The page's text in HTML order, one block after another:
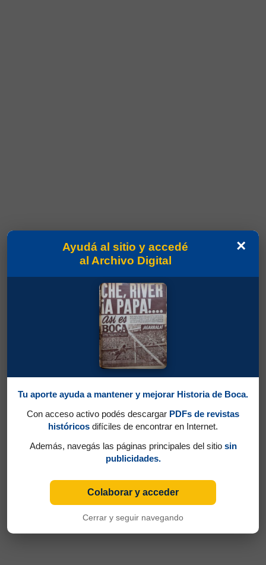
×
Ayudá al sitio y accedé
al Archivo Digital
Tu aporte ayuda a mantener y mejorar Historia de Boca.
Con acceso activo podés descargar PDFs de revistas
históricos difíciles de encontrar en Internet.
Además, navegás las páginas principales del sitio sin
publicidades.
Colaborar y acceder
Cerrar y seguir navegando